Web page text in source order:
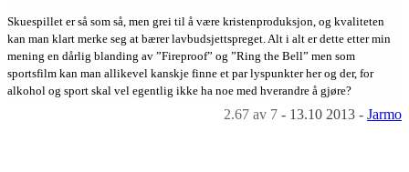
Skuespillet er så som så, men grei til å være kristenproduksjon, og kvaliteten
kan man klart merke seg at bærer lavbudsjettspreget. Alt i alt er dette etter min
mening en dårlig blanding av ”Fireproof” og ”Ring the Bell” men som
sportsfilm kan man allikevel kanskje finne et par lyspunkter her og der, for
alkohol og sport skal vel egentlig ikke ha noe med hverandre å gjøre?
2.67 av 7 - 13.10 2013 - Jarmo